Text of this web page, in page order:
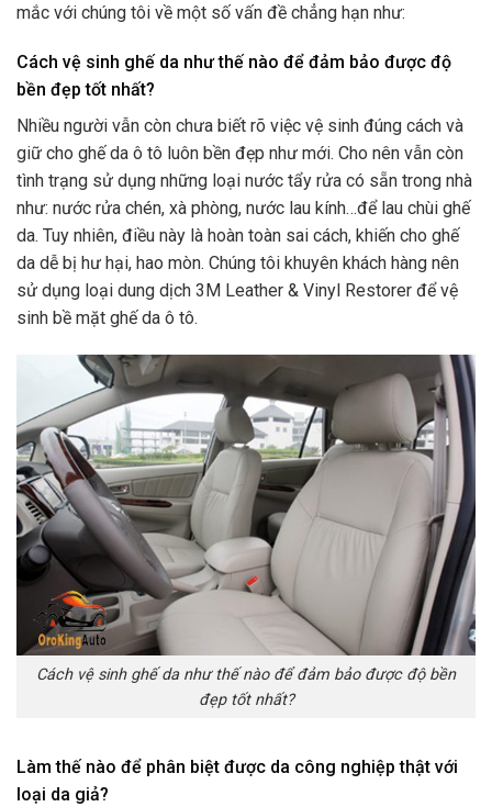
mắc với chúng tôi về một số vấn đề chẳng hạn như:
Cách vệ sinh ghế da như thế nào để đảm bảo được độ
bền đẹp tốt nhất?
Nhiều người vẫn còn chưa biết rõ việc vệ sinh đúng cách và
giữ cho ghế da ô tô luôn bền đẹp như mới. Cho nên vẫn còn
tình trạng sử dụng những loại nước tẩy rửa có sẵn trong nhà
như: nước rửa chén, xà phòng, nước lau kính…để lau chùi ghế
da. Tuy nhiên, điều này là hoàn toàn sai cách, khiến cho ghế
da dễ bị hư hại, hao mòn. Chúng tôi khuyên khách hàng nên
sử dụng loại dung dịch 3M Leather & Vinyl Restorer để vệ
sinh bề mặt ghế da ô tô.
Cách vệ sinh ghế da như thế nào để đảm bảo được độ bền
đẹp tốt nhất?
Làm thế nào để phân biệt được da công nghiệp thật với
loại da giả?